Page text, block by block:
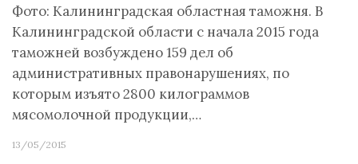
Фото: Калининградская областная таможня. В
Калининградской области с начала 2015 года
таможней возбуждено 159 дел об
административных правонарушениях, по
которым изъято 2800 килограммов
мясомолочной продукции,…
13/05/2015